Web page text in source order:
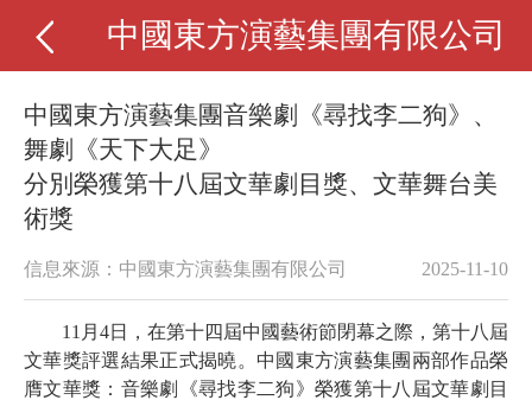
中國東方演藝集團有限公司
中國東方演藝集團音樂劇《尋找李二狗》、
舞劇《天下大足》
分別榮獲第十八屆文華劇目獎、文華舞台美
術獎
信息來源：中國東方演藝集團有限公司 2025-11-10
11月4日，在第十四屆中國藝術節閉幕之際，第十八屆
文華獎評選結果正式揭曉。中國東方演藝集團兩部作品榮
膺文華獎：音樂劇《尋找李二狗》榮獲第十八屆文華劇目